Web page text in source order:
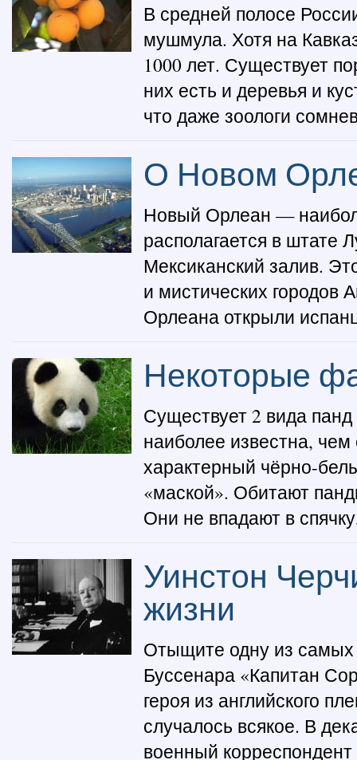
В средней полосе
мушмула. Хотя на
1000 лет. Существует
них есть и деревья и
что даже зоологи
О Новом
Новый Орлеан —
располагается в штате
Мексиканский залив.
и мистических городов
Орлеана открыли
Некоторые
Существует 2 вида
наиболее известна,
характерный чёрно-
«маской». Обитают
Они не впадают в
Уинстон
жизни
Отыщите одну из самых
Буссенара «Капитан
героя из английского
случалось всякое. В
военный